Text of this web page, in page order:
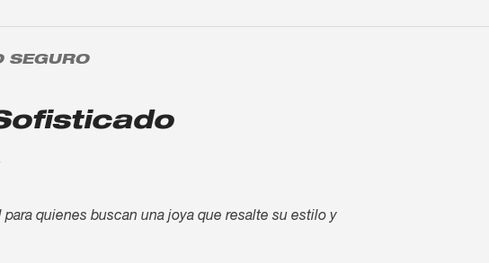
SEGURO
quienes buscan una joya que resalte su estilo y